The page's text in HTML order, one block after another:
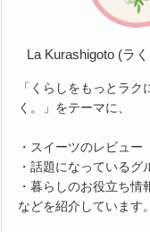
La Kurashigoto (ラ
「くらしをもっとラク
く。」をテーマに、
・スイーツのレビュー
・話題になっているグ
・暮らしのお役立ち情
などを紹介しています。